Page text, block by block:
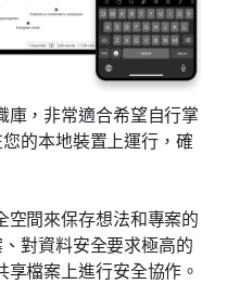
，非常適合希望自行掌
的本地裝置上運行，確
間來保存想法和專案的
對資料安全要求極高的
檔案上進行安全協作。